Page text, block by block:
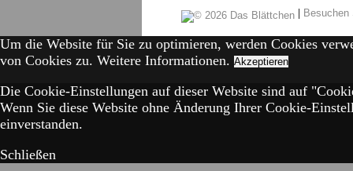
|
Um die Website für Sie zu optimieren, werden Cookies
von Cookies zu. Weitere Informationen. Akzeptieren
Die Cookie-Einstellungen auf dieser Website sind auf
Wenn Sie diese Website ohne Änderung Ihrer Cookie-
einverstanden.
Schließen